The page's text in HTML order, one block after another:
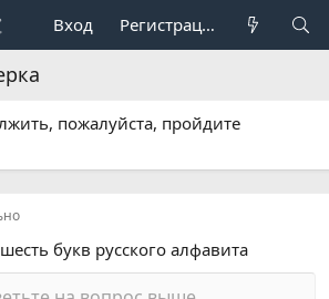
Вход Регистрация
пожалуйста, пройдите
букв русского алфавита